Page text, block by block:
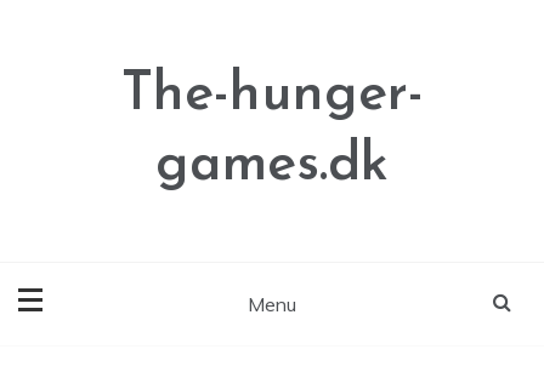
The-hunger-
games.dk
Menu